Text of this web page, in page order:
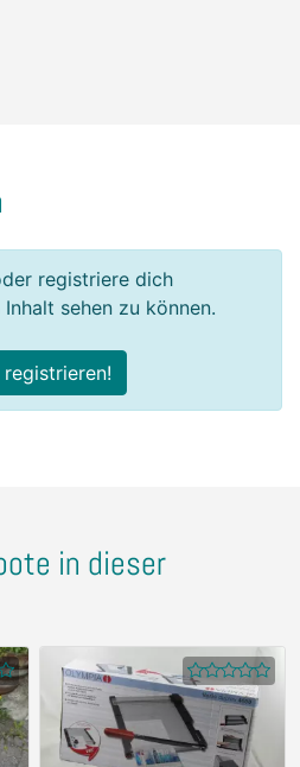
registriere dich
sehen zu können.
in dieser